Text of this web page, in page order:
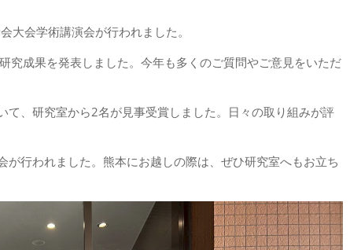
会学術講演会が行われました。
究成果を発表しました。今年も多くのご質問やご意見をいただ
て、研究室から2名が見事受賞しました。日々の取り組みが評
が行われました。熊本にお越しの際は、ぜひ研究室へもお立ち